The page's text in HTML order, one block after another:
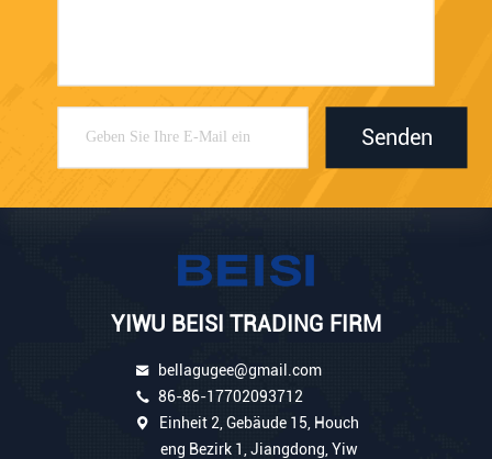
Senden
YIWU BEISI TRADING FIRM
bellagugee@gmail.com
86-86-17702093712
Einheit 2, Gebäude 15, Houch
eng Bezirk 1, Jiangdong, Yiw